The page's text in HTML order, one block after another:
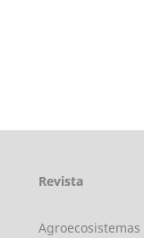
Revista
Agroecosistemas